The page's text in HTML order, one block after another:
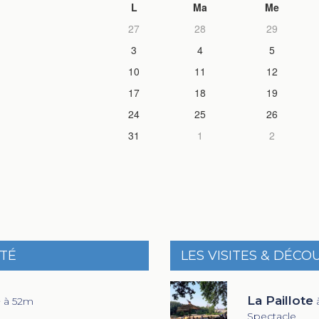
L Ma
Me
27
28
29
3
4
5
10
11
12
17
18
19
24
25
26
31
1 2
à 52m
LES VISITES &
La Paillote
Spectacle